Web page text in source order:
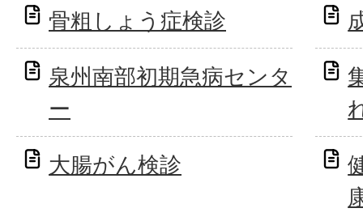
骨粗しょう症検診
泉州南部初期急病センタ
ー
大腸がん検診